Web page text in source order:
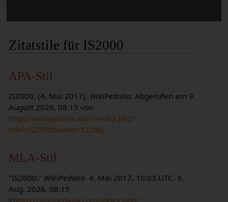
Zitatstile für IS2000
APA-Stil
IS2000. (4. Mai 2017). WikiPedalia. Abgerufen am 9.
August 2026, 08:15 von
https://wikipedalia.com/index.php?
title=IS2000&oldid=12286.
MLA-Stil
"IS2000." WikiPedalia. 4. Mai 2017, 10:03 UTC. 9.
Aug. 2026, 08:15
<https://wikipedalia.com/index.php?